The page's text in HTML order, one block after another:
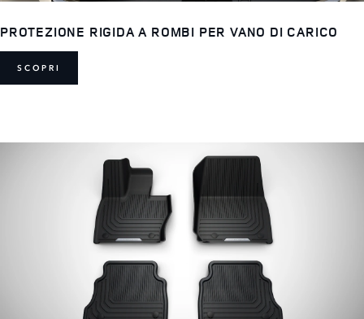
PROTEZIONE RIGIDA A ROMBI PER VANO DI CARICO
SCOPRI